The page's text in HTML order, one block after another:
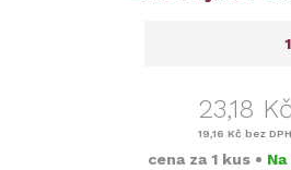
23,18 Kč
19,16 Kč bez DPH
cena za 1 kus •